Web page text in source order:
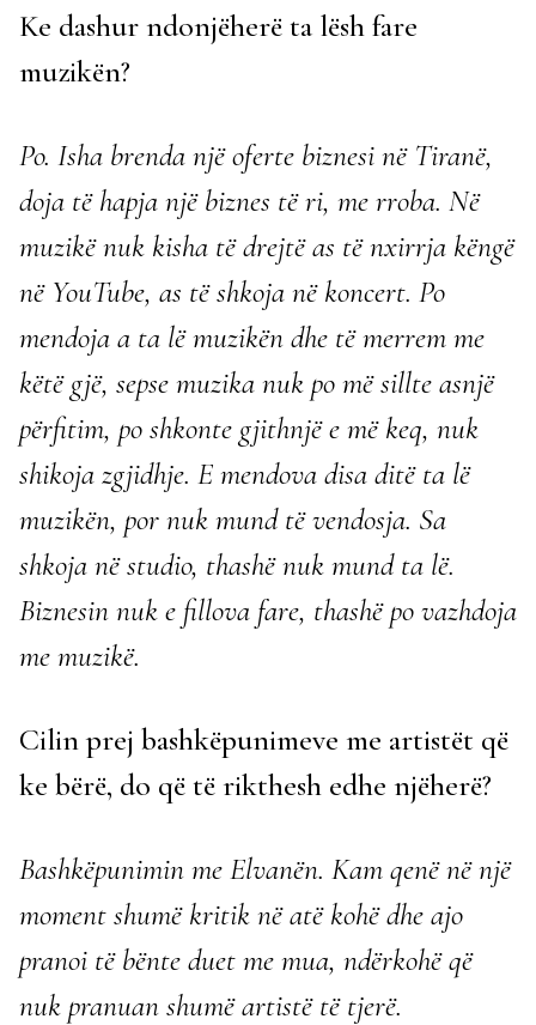
Ke dashur ndonjëherë ta lësh fare
muzikën?
Po. Isha brenda një oferte biznesi në Tiranë,
doja të hapja një biznes të ri, me rroba. Në
muzikë nuk kisha të drejtë as të nxirrja këngë
në YouTube, as të shkoja në koncert. Po
mendoja a ta lë muzikën dhe të merrem me
këtë gjë, sepse muzika nuk po më sillte asnjë
përfitim, po shkonte gjithnjë e më keq, nuk
shikoja zgjidhje. E mendova disa ditë ta lë
muzikën, por nuk mund të vendosja. Sa
shkoja në studio, thashë nuk mund ta lë.
Biznesin nuk e fillova fare, thashë po vazhdoja
me muzikë.
Cilin prej bashkëpunimeve me artistët që
ke bërë, do që të rikthesh edhe njëherë?
Bashkëpunimin me Elvanën. Kam qenë në një
moment shumë kritik në atë kohë dhe ajo
pranoi të bënte duet me mua, ndërkohë që
nuk pranuan shumë artistë të tjerë.